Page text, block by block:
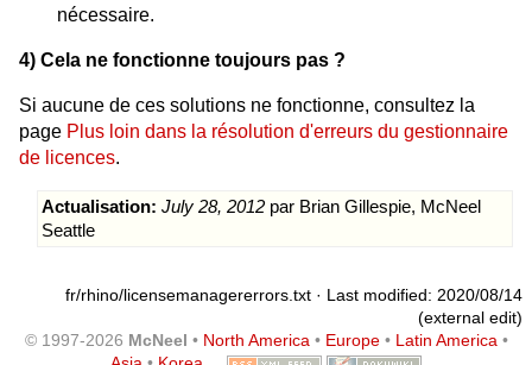
nécessaire.
4) Cela ne fonctionne toujours pas ?
Si aucune de ces solutions ne fonctionne, consultez la
page Plus loin dans la résolution d'erreurs du gestionnaire
de licences.
Actualisation: July 28, 2012par Brian Gillespie, McNeel
Seattle
fr/rhino/licensemanagererrors.txt · Last modified: 2020/08/14
(external edit)
© 1997-2026 McNeel • North America • Europe• Latin America •